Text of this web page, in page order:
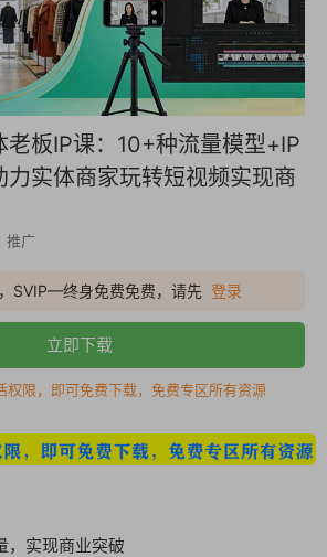
板IP课：10+种流量模型+IP
力实体商家玩转短视频实现商
推广
SVIP—终身免费免费，请先 登录
立即下载
权限，即可免费下载，免费专区所有资源
，实现商业突破